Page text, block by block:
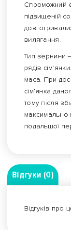
Спроможний
підвищеній
вилягання.
Тип зернини
рядів
маса. При
сім’янка
тому після
максимально
подальшої
Відгуки (0)
Відгуків про